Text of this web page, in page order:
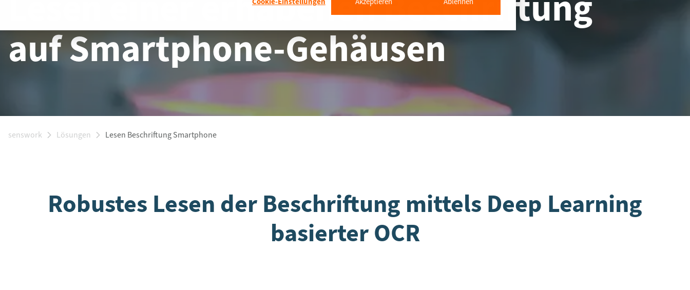
auf Smartphone-Gehäusen
senswork Lösungen Lesen Beschriftung Smartphone
Robustes Lesen der Beschriftung mittels Deep Learning
basierter OCR